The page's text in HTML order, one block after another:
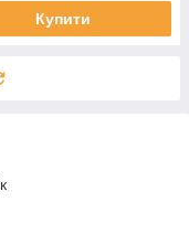
Купити